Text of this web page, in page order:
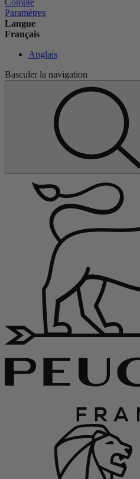
Compte
Paramètres
Langue
Français
Anglais
Basculer la navigation